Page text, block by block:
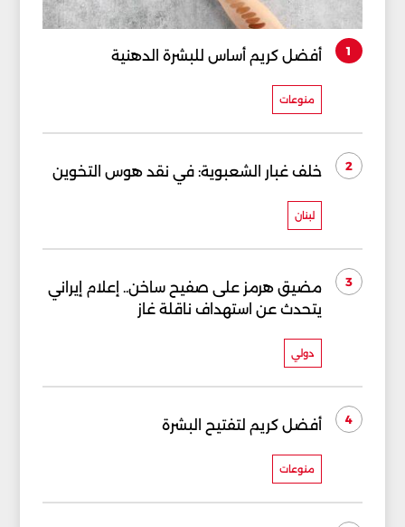
1 أفضل كريم أساس للبشرة الدهنية
منوعات
2 خلف غبار الشعبوية: في نقد هوس التخوين
لبنان
3
مضيق هرمز على صفيح ساخن.. إعلام إيراني
يتحدث عن استهداف ناقلة غاز
دولي
4 أفضل كريم لتفتيح البشرة
منوعات